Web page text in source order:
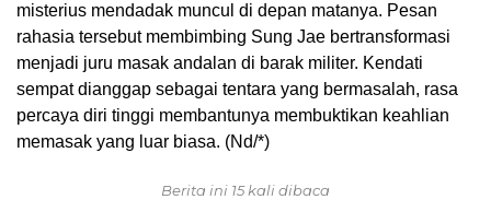
misterius mendadak muncul di depan matanya. Pesan
rahasia tersebut membimbing Sung Jae bertransformasi
menjadi juru masak andalan di barak militer. Kendati
sempat dianggap sebagai tentara yang bermasalah, rasa
percaya diri tinggi membantunya membuktikan keahlian
memasak yang luar biasa. (Nd/*)
Berita ini 15 kali dibaca